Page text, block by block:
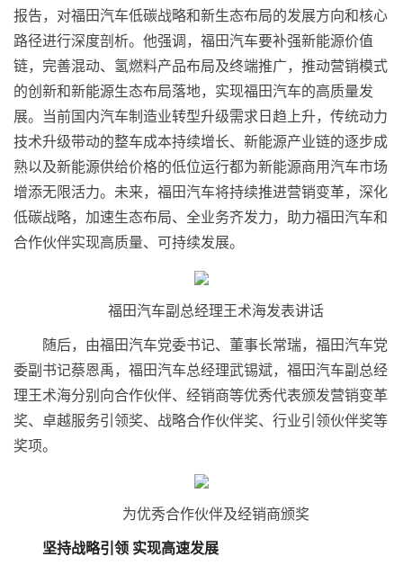
报告，对福田汽车低碳战略和新生态布局的发展方向和核心
路径进行深度剖析。他强调，福田汽车要补强新能源价值
链，完善混动、氢燃料产品布局及终端推广，推动营销模式
的创新和新能源生态布局落地，实现福田汽车的高质量发
展。当前国内汽车制造业转型升级需求日趋上升，传统动力
技术升级带动的整车成本持续增长、新能源产业链的逐步成
熟以及新能源供给价格的低位运行都为新能源商用汽车市场
增添无限活力。未来，福田汽车将持续推进营销变革，深化
低碳战略，加速生态布局、全业务齐发力，助力福田汽车和
合作伙伴实现高质量、可持续发展。
福田汽车副总经理王术海发表讲话
随后，由福田汽车党委书记、董事长常瑞，福田汽车党
委副 书记蔡恩禹，福田汽车总经理武锡斌，福田汽车副总经
理王术海分别向合作伙伴、经销商等优秀代表颁发营销变革
奖、卓越服务引领奖、战略合作伙伴奖、行业引领伙伴奖等
奖项。
为优秀合作伙伴及经销商颁奖
坚持战略引领 实现高速发展